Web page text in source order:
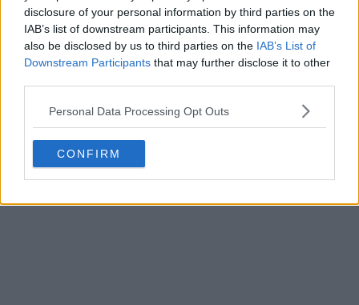
disclosure of your personal information by third parties on the
IAB’s list of downstream participants. This information may
also be disclosed by us to third parties on the IAB’s List of
Downstream Participants that may further disclose it to other
Personal Data Processing Opt Outs
CONFIRM